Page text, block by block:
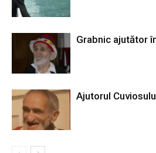
Grabnic ajutător
Ajutorul